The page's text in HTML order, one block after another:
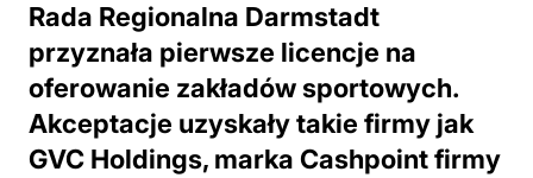
Rada Regionalna Darmstadt
przyznała pierwsze licencje na
oferowanie zakładów sportowych.
Akceptacje uzyskały takie firmy jak
GVC Holdings, marka Cashpoint firmy